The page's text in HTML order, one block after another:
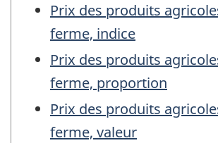
Prix des produits
ferme, indice
Prix des produits
ferme, proportion
Prix des produits
ferme, valeur